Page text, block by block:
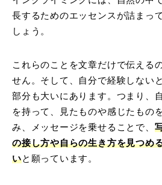
長するためのエッセンスが詰まっ
しょう。
これらのことを文章だけで伝える
せん。そして、自分で経験しない
部分も大いにあります。つまり、
を持って、見たものや感じたもの
み、メッセージを乗せることで、
の接し方や自らの生き方を見つめ
いと願っています。